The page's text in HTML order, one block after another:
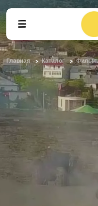
Главная Каталог